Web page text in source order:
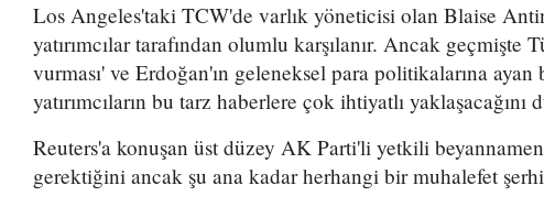
Los Angeles'taki TCW'de varlık yöneticisi olan Blaise
yatırımcılar tarafından olumlu karşılanır. Ancak
vurması' ve Erdoğan'ın geleneksel para politikalarına ayan
yatırımcıların bu tarz haberlere çok ihtiyatlı
Reuters'a konuşan üst düzey AK Parti'li yetkili
gerektiğini ancak şu ana kadar herhangi bir muhalefet